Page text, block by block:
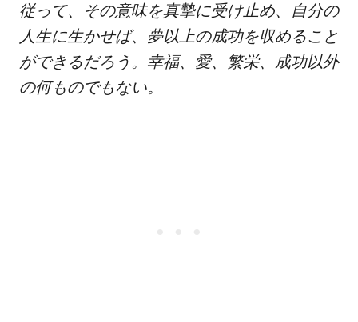
従って、その意味を真摯に受け止め、自分の
人生に生かせば、夢以上の成功を収めること
ができるだろう。幸福、愛、繁栄、成功以外
の何ものでもない。